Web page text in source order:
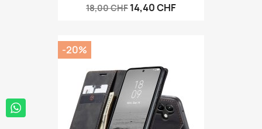
18,00 CHF 14,40 CHF
-20%